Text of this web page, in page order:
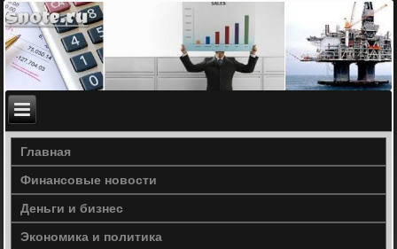
Главная
Финансовые новости
Деньги и бизнес
Экономика и политика